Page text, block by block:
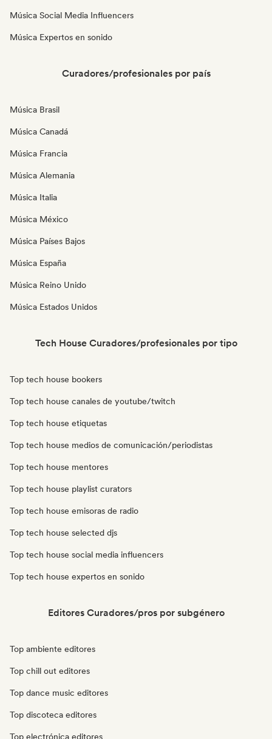
Música Social Media Influencers
Música Expertos en sonido
Curadores/profesionales por país
Música Brasil
Música Canadá
Música Francia
Música Alemania
Música Italia
Música México
Música Países Bajos
Música España
Música Reino Unido
Música Estados Unidos
Tech House Curadores/profesionales por tipo
Top tech house bookers
Top tech house canales de youtube/twitch
Top tech house etiquetas
Top tech house medios de comunicación/periodistas
Top tech house mentores
Top tech house playlist curators
Top tech house emisoras de radio
Top tech house selected djs
Top tech house social media influencers
Top tech house expertos en sonido
Editores Curadores/pros por subgénero
Top ambiente editores
Top chill out editores
Top dance music editores
Top discoteca editores
Top electrónica editores